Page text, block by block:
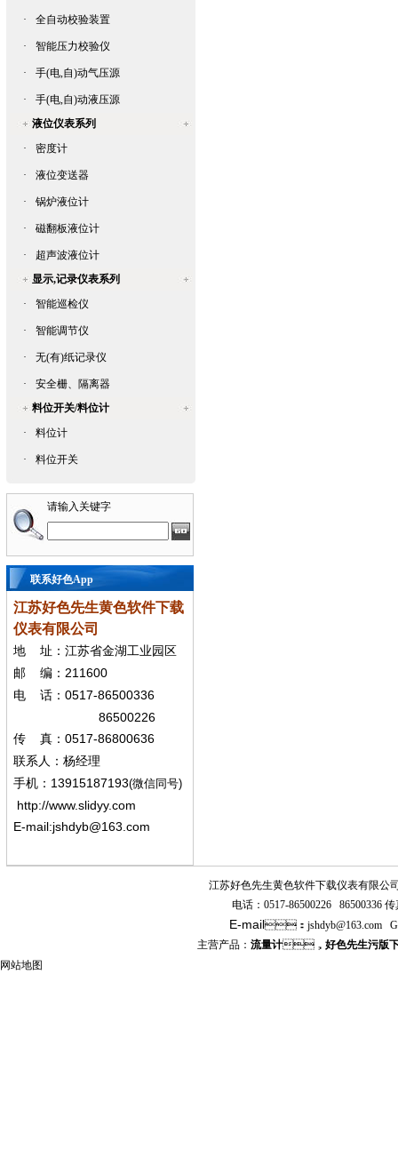
· 全自动校验装置
· 智能压力校验仪
· 手(电,自)动气压源
·
手(电,自)动液压源
液位仪表系列
·
密度计
· 液位变送器
· 锅炉液位计
· 磁翻板液位计
·
超声波液位计
显示,记录仪表系列
·
智能巡检仪
· 智能调节仪
· 无(有)纸记录仪
·
安全栅、隔离器
料位开关/料位计
·
料位计
· 料位开关
请输入关键字
联系好色App
江苏好色先生黄色软件下载
仪表有限公司
地
址：江苏省金湖工业园区
邮
编： 211600
电 话： 0517-86500336
86500226
传 真： 0517-86800636
联系人：杨经理
手机 ： 13915187193(微信同号)
http://www.slidyy.com
E-mail:jshdyb@163.com
江苏好色先生黄色软件下载仪表有限公
电话： 0517-86500226 86500336 传
E-mail： jshdyb@163.com
主营产品： 流量计， 好色先生污版
网站地图